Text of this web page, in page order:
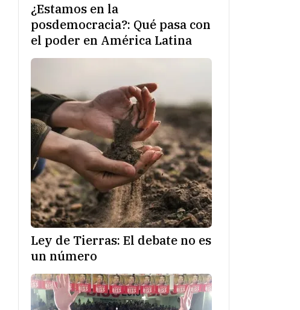
¿Estamos en la
posdemocracia?: Qué pasa con
el poder en América Latina
Ley de Tierras: El debate no es
un número